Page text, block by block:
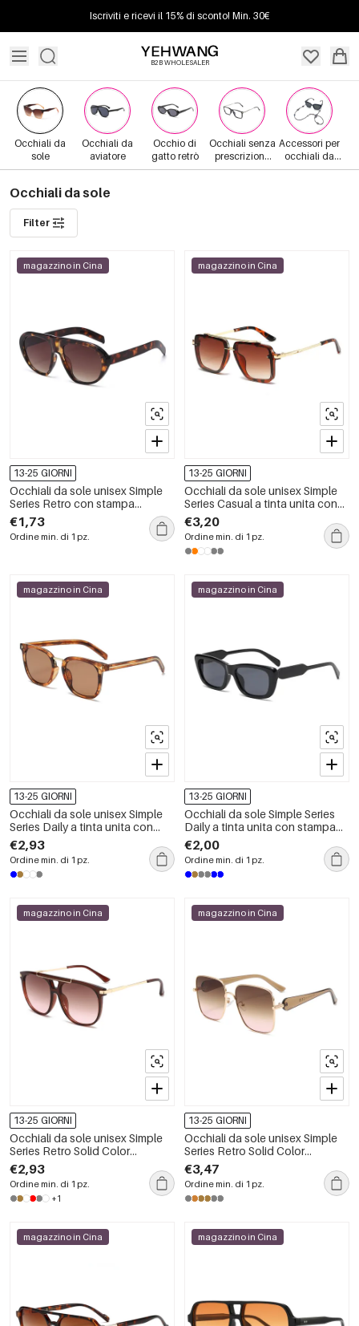
Iscriviti e ricevi il 15% di sconto! Min. 30€
B2B WHOLESALER
Occhiali da
sole
Occhiali da
aviatore
Occhio di
gatto retrò
Occhiali senza
prescrizione
medica
Accessori per
occhiali da
sole
Occhiali da sole
Filter
magazzino in Cina
13-25 GIORNI
Occhiali da sole unisex Simple
Series Retro con stampa
leopardata a tinta unita e
sfumatura di colore.
€1,73
Ordine min. di 1 pz.
magazzino in Cina
13-25 GIORNI
Occhiali da sole unisex Simple
Series Casual a tinta unita con
stampa leopardata sfumata
€3,20
Ordine min. di 1 pz.
magazzino in Cina
13-25 GIORNI
Occhiali da sole unisex Simple
Series Daily a tinta unita con
stampa leopardata sfumata
€2,93
Ordine min. di 1 pz.
magazzino in Cina
13-25 GIORNI
Occhiali da sole Simple Series
Daily a tinta unita con stampa
leopardata
€2,00
Ordine min. di 1 pz.
magazzino in Cina
13-25 GIORNI
Occhiali da sole unisex Simple
Series Retro Solid Color
Gradient Color
€2,93
Ordine min. di 1 pz.
+1
magazzino in Cina
13-25 GIORNI
Occhiali da sole unisex Simple
Series Retro Solid Color
Gradient Color
€3,47
Ordine min. di 1 pz.
magazzino in Cina magazzino in Cina